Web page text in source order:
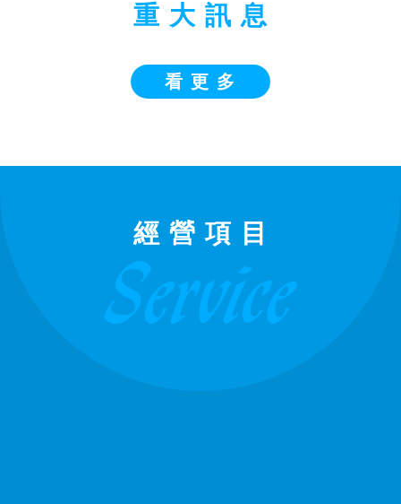
重 大 訊 息
看 更 多
經 營 項 目